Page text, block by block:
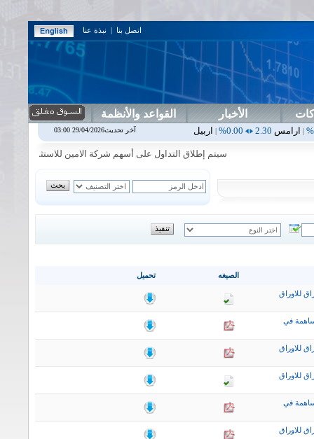
اتصل بنا | نبذة عنا
الأخبار القواعد والأنظمة
|اربيل 0.00
0.00%
|اسفنج1.87
سيتم إطلاق التداول على أسهم شركة الامين للاستثمار المالي في
تحميل الصيغه
للاوراق
في
للاوراق
للاوراق
في
للاوراق